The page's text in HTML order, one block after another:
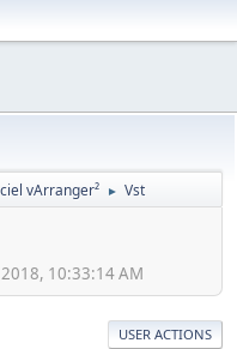
vArranger² ► Vst
10:33:14 AM
USER ACTIONS